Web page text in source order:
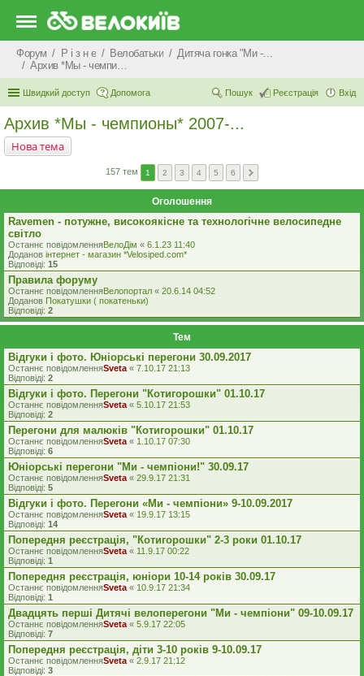
Форум Р i з н е Велобатьки
Дитяча гонка "Ми - чемпіони"
Архив *Мы - чемпионы* 2007-...
Швидкий доступ Допомога Вхід
Реєстрація
Пошук
Архив *Мы - чемпионы* 2007-...
Нова тема
157 тем 1 2 3 4 5 6
Оголошення
Ravemen - потужне, високоякісне та технологічне велосипедне
світло
Останнє повідомленняВелоДім « 6.1.23 11:40
Доданов iнтернет - магазин *Velosiped.com*
Відповіді: 15
Правила форуму
Останнє повідомленняВелопортал « 20.6.14 04:52
Доданов Покатушки ( покатеньки)
Відповіді: 2
Тем
Відгуки і фото. Юніорські перегони 30.09.2017
Останнє повідомленняSveta « 7.10.17 21:13
Відповіді: 2
Відгуки і фото. Перегони "Котигорошки" 01.10.17
Останнє повідомленняSveta « 5.10.17 21:53
Відповіді: 2
Перегони для малюків "Котигорошки" 01.10.17
Останнє повідомленняSveta « 1.10.17 07:30
Відповіді: 6
Юніорські перегони "Ми - чемпіони!" 30.09.17
Останнє повідомленняSveta « 29.9.17 21:31
Відповіді: 5
Відгуки і фото. Перегони «Ми - чемпіони» 9-10.09.2017
Останнє повідомленняSveta « 19.9.17 13:15
Відповіді: 14
Попередня реєстрація, "Котигорошки" 2-3 роки 01.10.17
Останнє повідомленняSveta « 11.9.17 00:22
Відповіді: 1
Попередня реєстрація, юніори 10-14 років 30.09.17
Останнє повідомленняSveta « 10.9.17 21:34
Відповіді: 1
Двадцять перші Дитячі велоперегони "Ми - чемпіони" 09-10.09.17
Останнє повідомленняSveta « 5.9.17 22:05
Відповіді: 7
Попередня реєстрація, діти 3-10 років 9-10.09.17
Останнє повідомленняSveta « 2.9.17 21:12
Відповіді: 3